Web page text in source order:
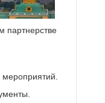
партнерстве